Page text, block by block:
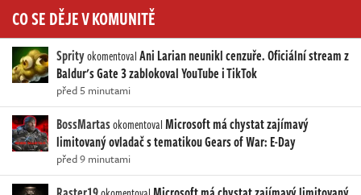
CO SE DĚJE V KOMUNITĚ
SprityokomentovalAni Larian neunikl cenzuře. Oficiální stream z
Baldur's Gate 3 zablokoval YouTube i TikTok
před 5 minutami
BossMartasokomentovalMicrosoft má chystat zajímavý
limitovaný ovladač s tematikou Gears of War: E-Day
před 9 minutami